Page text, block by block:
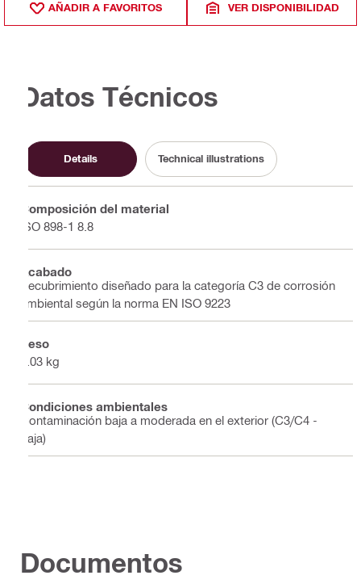
AÑADIR A FAVORITOS VER DISPONIBILIDAD
Datos Técnicos
Details Technical illustrations
Composición del material
ISO 898-1 8.8
Acabado
Recubrimiento diseñado para la categoría C3 de corrosión
ambiental según la norma EN ISO 9223
Peso
0.03 kg
Condiciones ambientales
Contaminación baja a moderada en el exterior (C3/C4 -
baja)
Documentos